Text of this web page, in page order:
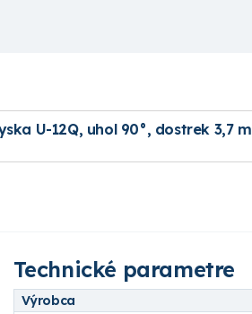
U-12Q, uhol 90°, dostrek 3,7 m
Technické parametre
Výrobca